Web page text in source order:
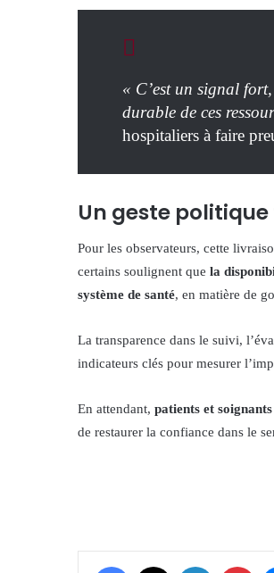
« C’est un signal
durable de ces
hospitaliers à faire
Un geste
Pour les observateurs, cette
certains soulignent que la
système de santé, en matière de
La transparence dans le suivi,
indicateurs clés pour mesurer
En attendant, patients et
de restaurer la confiance dans le
Facebook LinkedIn